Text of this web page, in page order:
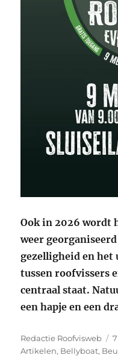
Ook in 2026 wordt
weer
gezelligheid en
tussen roofvissers
centraal staat.
een hapje en een
Auteur
Redactie Roofvisweb
Artikelen, Bellyboat,